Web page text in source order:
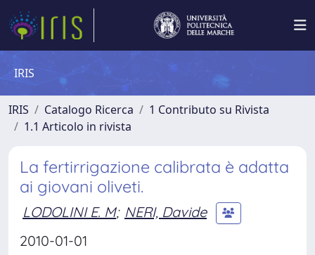
IRIS
IRIS Catalogo Ricerca
1 Contributo su Rivista
1.1 Articolo in rivista
La fertirrigazione calibrata è adatta
ai giovani oliveti.
LODOLINI E. M; NERI, Davide
2010-01-01